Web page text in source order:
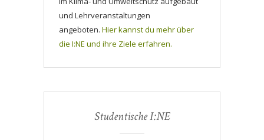
und Lehrveranstaltungen
angeboten. Hier kannst du mehr über
die I:NE und ihre Ziele erfahren.
Studentische I:NE